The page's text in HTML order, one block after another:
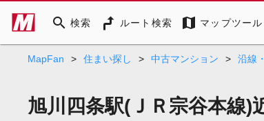
search 検索 ルート検索 map マップツール
MapFan > 住まい探し > 中古マンション > 沿線
旭川四条駅(ＪＲ宗谷本線)